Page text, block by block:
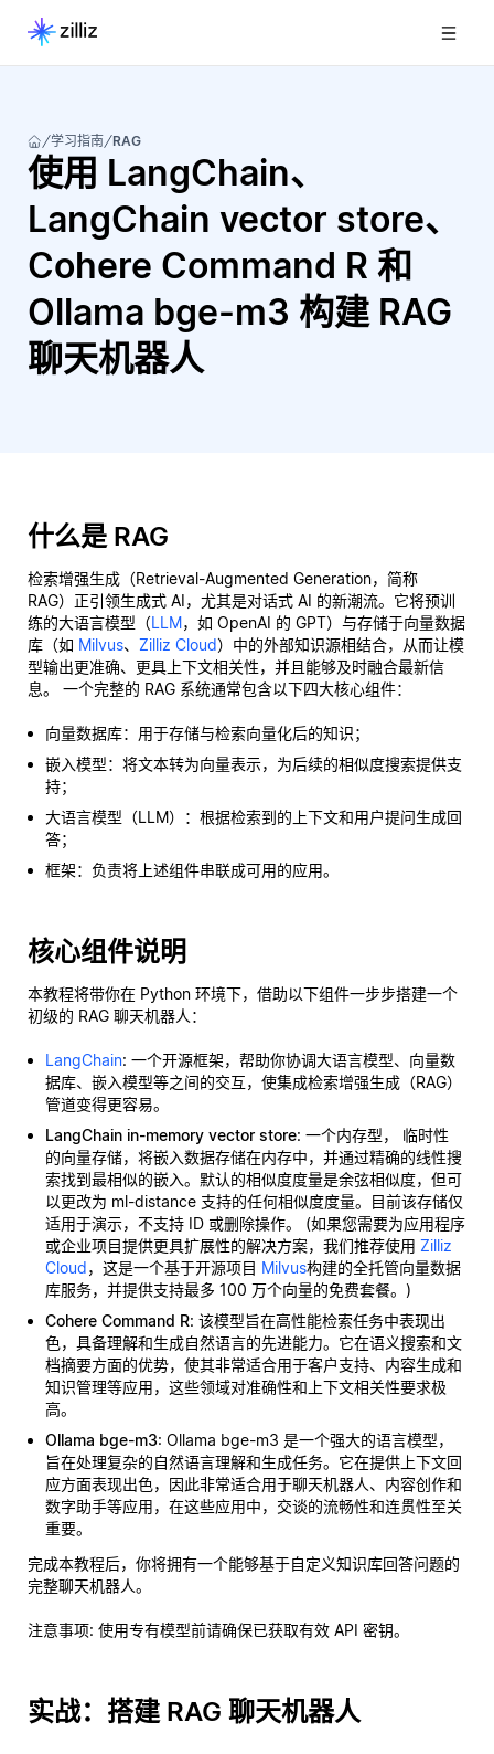
学习指南 RAG
使用 LangChain、
LangChain vector store、
Cohere Command R 和
Ollama bge-m3 构建 RAG
聊天机器人
什么是 RAG
检索增强生成（Retrieval-Augmented Generation，简称
RAG）正引领生成式 AI，尤其是对话式 AI 的新潮流。它将预训
练的大语言模型（LLM，如 OpenAI 的 GPT）与存储于向量数据
库（如 Milvus、 Zilliz Cloud）中的外部知识源相结合，从而让模
型输出更准确、更具上下文相关性，并且能够及时融合最新信
息。 一个完整的 RAG 系统通常包含以下四大核心组件：
向量数据库：用于存储与检索向量化后的知识；
嵌入模型：将文本转为向量表示，为后续的相似度搜索提供支
持；
大语言模型（LLM）：根据检索到的上下文和用户提问生成回
答；
框架：负责将上述组件串联成可用的应用。
核心组件说明
本教程将带你在 Python 环境下，借助以下组件一步步搭建一个
初级的 RAG 聊天机器人：
LangChain: 一个开源框架，帮助你协调大语言模型、向量数
据库、嵌入模型等之间的交互，使集成检索增强生成（RAG）
管道变得更容易。
LangChain in-memory vector store: 一个内存型， 临时性
的向量存储，将嵌入数据存储在内存中，并通过精确的线性搜
索找到最相似的嵌入。默认的相似度度量是余弦相似度，但可
以更改为 ml-distance 支持的任何相似度度量。目前该存储仅
适用于演示，不支持 ID 或删除操作。 (如果您需要为应用程序
或企业项目提供更具扩展性的解决方案，我们推荐使用 Zilliz
Cloud，这是一个基于开源项目 Milvus构建的全托管向量数据
库服务，并提供支持最多 100 万个向量的免费套餐。)
Cohere Command R: 该模型旨在高性能检索任务中表现出
色，具备理解和生成自然语言的先进能力。它在语义搜索和文
档摘要方面的优势，使其非常适合用于客户支持、内容生成和
知识管理等应用，这些领域对准确性和上下文相关性要求极
高。
Ollama bge-m3: Ollama bge-m3 是一个强大的语言模型，
旨在处理复杂的自然语言理解和生成任务。它在提供上下文回
应方面表现出色，因此非常适合用于聊天机器人、内容创作和
数字助手等应用，在这些应用中，交谈的流畅性和连贯性至关
重要。
完成本教程后，你将拥有一个能够基于自定义知识库回答问题的
完整聊天机器人。
注意事项: 使用专有模型前请确保已获取有效 API 密钥。
实战：搭建 RAG 聊天机器人